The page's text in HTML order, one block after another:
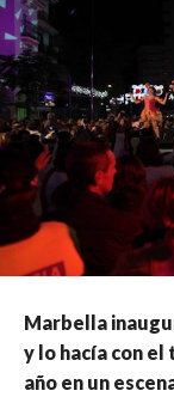
Marbella
y lo hacía con
año en un